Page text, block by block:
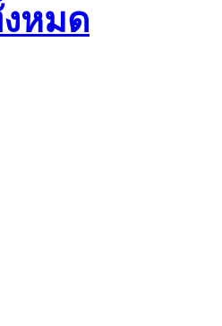
หมด